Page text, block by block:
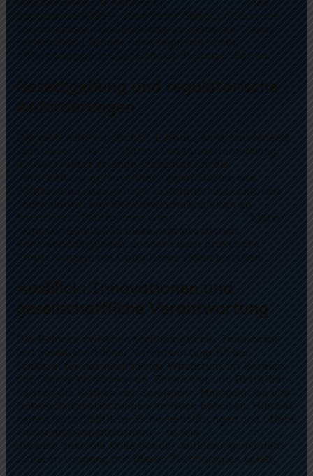
Hierbei spielt die Plattform
eine
bedeutende Rolle – diese Seite bietet umfassende
Informationen und Einblicke zu aktuellen Trends,
technischen Lösungen und regulatorischen
Anforderungen im Bereich der digitalen Wetten.
Gesetzgebung und regulatorische
Anforderungen
Die rechtliche Landschaft Europas wird zunehmend
komplexer. Die EU-Datenschutzgrundverordnung
(DSGVO) setzt strenge Standards für die
Verarbeitung personenbezogener Daten, was
Plattformen dazu zwingt, in datenschutzkonforme
Technologien und Sicherheitsmaßnahmen zu
investieren. Plattformen wie
bieten
nicht nur Einblick in diese regulatorischen
Rahmenbedingungen, sondern auch praktische
Empfehlungen, um Compliance sicherzustellen.
Ausblick: Innovationen und
gesellschaftliche Verantwortung
Die Balance zwischen technologischer Innovation
und gesellschaftlicher Verantwortung ist der
Schlüssel für das nachhaltige Wachstum im Bereich
der Online-Wettbewerbe. Entwickler und Betreiber
müssen die Risiken von Spielsucht, Manipulation und
Datenschutzverletzungen im Blick behalten. Hierbei
helfen fortschrittliche Sicherheitslösungen und offene
Informationsplattformen – so wie
,
die eine zentrale Rolle bei der Aufklärung und dem
sicheren Umgang mit diesen Technologien spielt.